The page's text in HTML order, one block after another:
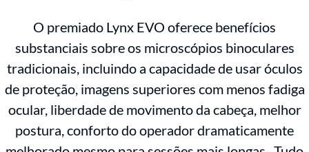
O premiado Lynx EVO oferece benefícios
substanciais sobre os microscópios binoculares
tradicionais, incluindo a capacidade de usar óculos
de proteção, imagens superiores com menos fadiga
ocular, liberdade de movimento da cabeça, melhor
postura, conforto do operador dramaticamente